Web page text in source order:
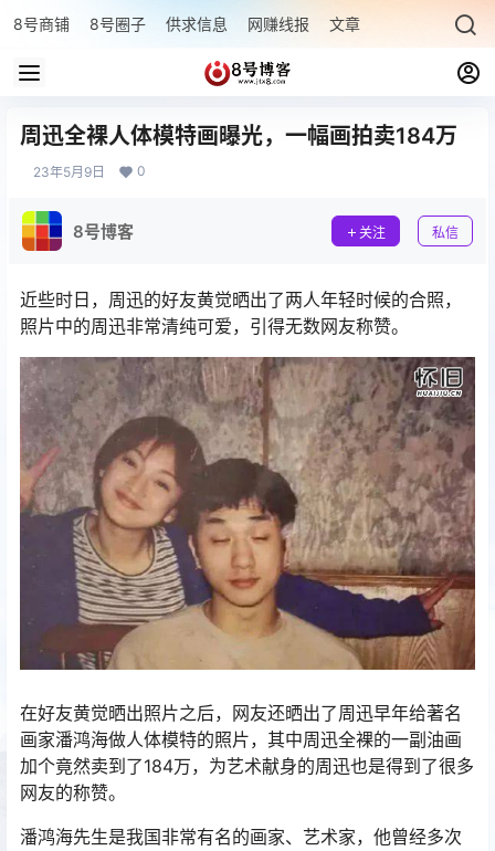
8号商铺 8号圈子 供求信息 网赚线报 文章专题 最新文章
周迅全裸人体模特画曝光，一幅画拍卖184万
23年5月9日 0
8号博客 关注 私信
近些时日，周迅的好友黄觉晒出了两人年轻时候的合照，
照片中的周迅非常清纯可爱，引得无数网友称赞。
在好友黄觉晒出照片之后，网友还晒出了周迅早年给著名
画家潘鸿海做人体模特的照片，其中周迅全裸的一副油画
加个竟然卖到了184万，为艺术献身的周迅也是得到了很多
网友的称赞。
潘鸿海先生是我国非常有名的画家、艺术家，他曾经多次